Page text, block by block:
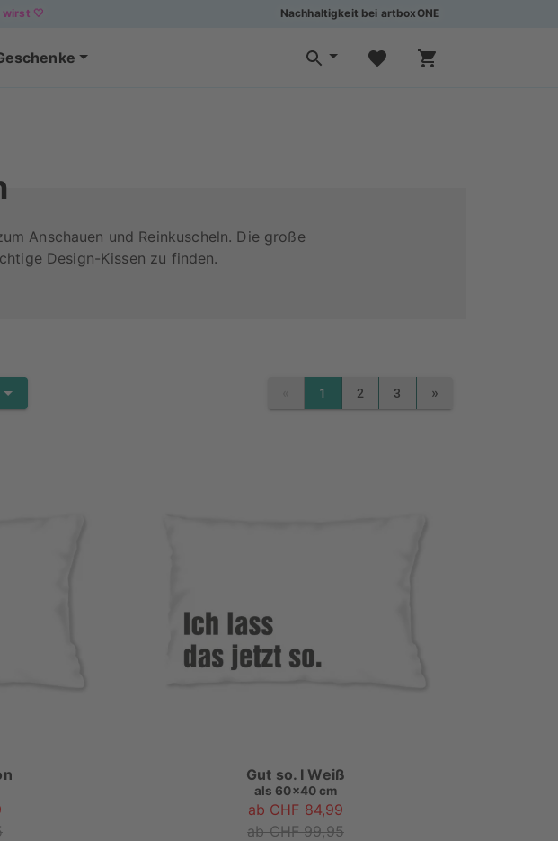
wirst 🤍 Nachhaltigkeit bei artboxONE
Anschauen und Reinkuscheln. Die große
Design-Kissen zu finden.
PREVIOUS
1 2 3 »
Gut so. I Weiß
als 60x40 cm
ab CHF 84,99
ab CHF 99,95